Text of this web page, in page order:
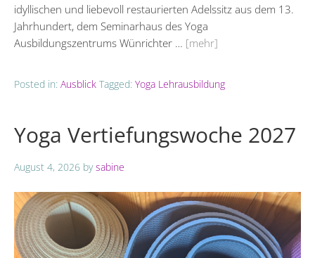
idyllischen und liebevoll restaurierten Adelssitz aus dem 13.
Jahrhundert, dem Seminarhaus des Yoga
Ausbildungszentrums Wünrichter … [mehr]
Posted in: Ausblick Tagged: Yoga Lehrausbildung
Yoga Vertiefungswoche 2027
August 4, 2026 bysabine